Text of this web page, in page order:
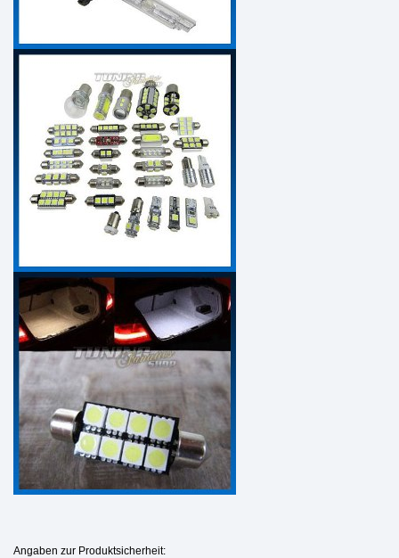
Angaben zur Produktsicherheit: